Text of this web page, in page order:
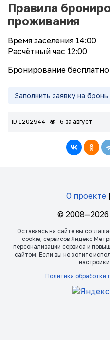
Правила
проживания
Время заселения 14:00
Расчётный час 12:00
Бронирование бесплатно
Заполнить заявку на бронь
ID 1202944 6 за август
О проекте |
© 2008—2026
Оставаясь на сайте вы
сookie, сервисов Яндекс
персонализации сервиса и
сайтом. Если вы не хотите
Политика обработки